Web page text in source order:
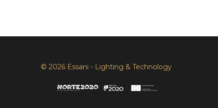
© 2026 Essani - Lighting & Technology